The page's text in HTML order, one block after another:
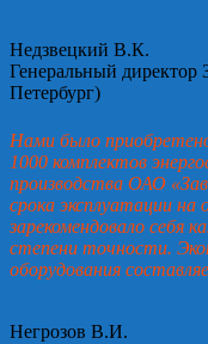
Недзвецкий В.К.
Генеральный
Петербург)
Нами было
1000 комплектов
производства ОАО
срока эксплуатации на
зарекомендовало себя
степени точности.
оборудования
Негрозов В.И.